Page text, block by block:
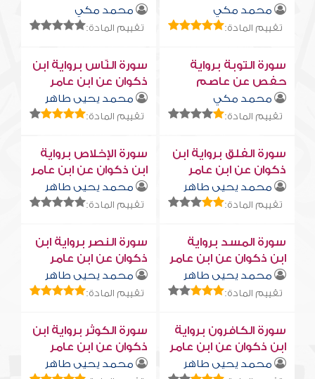
محمد مكي
تقييم المادة:
محمد مكي
تقييم المادة:
سورة التوبة برواية
حفص عن عاصم
محمد مكي
تقييم المادة:
سورة النّاس برواية ابن
ذكوان عن ابن عامر
محمد يحيى طاهر
تقييم المادة:
سورة الفلق برواية ابن
ذكوان عن ابن عامر
محمد يحيى طاهر
تقييم المادة:
سورة الإخلاص برواية
ابن ذكوان عن ابن عامر
محمد يحيى طاهر
تقييم المادة:
سورة المسد برواية
ابن ذكوان عن ابن عامر
محمد يحيى طاهر
تقييم المادة:
سورة النصر برواية ابن
ذكوان عن ابن عامر
محمد يحيى طاهر
تقييم المادة:
سورة الكافرون برواية
ابن ذكوان عن ابن عامر
محمد يحيى طاهر
سورة الكوثر برواية ابن
ذكوان عن ابن عامر
محمد يحيى طاهر